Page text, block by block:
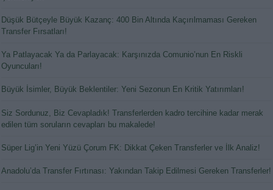
Düşük Bütçeyle Büyük Kazanç: 400 Bin Altında Kaçırılmaması Gereken
Transfer Fırsatları!
Ya Patlayacak Ya da Parlayacak: Karşınızda Comunio’nun En Riskli
Oyuncuları!
Büyük İsimler, Büyük Beklentiler: Yeni Sezonun En Kritik Yatırımları!
Siz Sordunuz, Biz Cevapladık! Transferlerden kadro tercihine kadar merak
edilen tüm soruların cevapları bu makalede!
Süper Lig’in Yeni Yüzü Çorum FK: Dikkat Çeken Transferler ve İlk Analiz!
Anadolu’da Transfer Fırtınası: Yakından Takip Edilmesi Gereken Transferler!